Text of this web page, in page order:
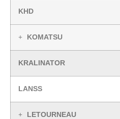
KHD
KOMATSU
KRALINATOR
LANSS
LETOURNEAU